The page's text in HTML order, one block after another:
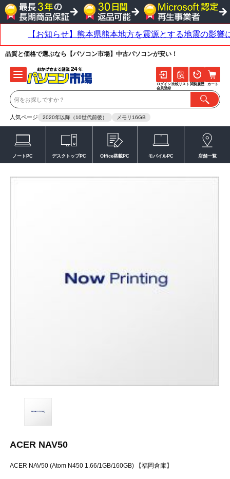
品質と価格で選ぶなら【パソコン市場】中古パソコンが安い！
人気ページ 2020年以降（10世代前後） メモリ16GB
ログイン
会員登録
比較リスト 閲覧履歴 カート
ノートPC デスクトップPC Office搭載PC モバイルPC 店舗一覧
ACER NAV50
ACER NAV50 (Atom N450 1.66/1GB/160GB) 【福岡倉庫】